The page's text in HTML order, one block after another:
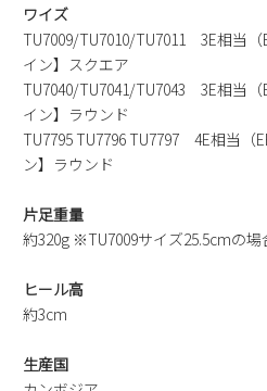
お問い合わせ
ワイズ
TU7009/TU7010/TU7011 3E相当
イン】スクエア
TU7040/TU7041/TU7043 3E相当
イン】ラウンド
TU7795 TU7796 TU7797 4E相当
ン】ラウンド
片足重量
約320g ※TU7009サイズ25.5cmの場
ヒール高
約3cm
生産国